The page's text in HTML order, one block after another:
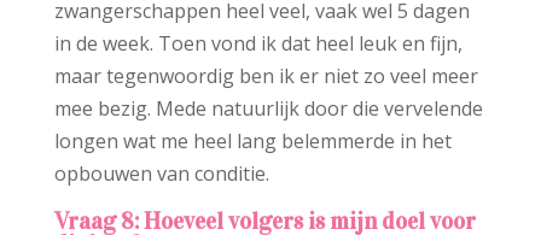
zwangerschappen heel veel, vaak wel 5 dagen
in de week. Toen vond ik dat heel leuk en fijn,
maar tegenwoordig ben ik er niet zo veel meer
mee bezig. Mede natuurlijk door die vervelende
longen wat me heel lang belemmerde in het
opbouwen van conditie.
Vraag 8: Hoeveel volgers is mijn doel voor